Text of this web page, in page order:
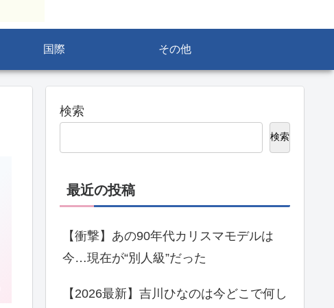
国際 その他
検索
検索
最近の投稿
【衝撃】あの90年代カリスマモデルは
今…現在が“別人級”だった
【2026最新】吉川ひなのは今どこで何し